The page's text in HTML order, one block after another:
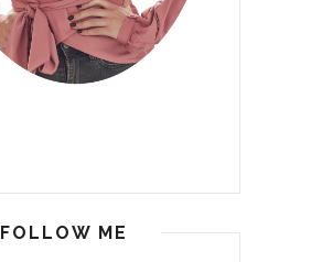
FOLLOW ME